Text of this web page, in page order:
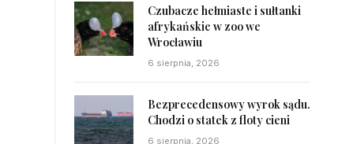
Czubacze hełmiaste i sułtanki
afrykańskie w zoo we
Wrocławiu
6 sierpnia, 2026
Bezprecedensowy wyrok sądu.
Chodzi o statek z floty cieni
6 sierpnia, 2026